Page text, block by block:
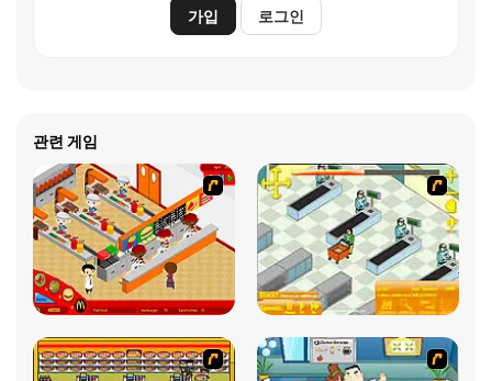
가입 로그인
관련 게임